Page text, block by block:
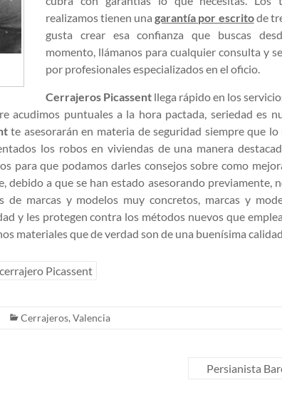
realizamos tienen unagarantía por escritode
gusta crear esa confianza que buscas
momento, llámanos para cualquier consulta y
por profesionales especializados en el oficio.
Cerrajeros Picassent llega rápido en los
acudimos puntuales a la hora pactada, seriedad es
te asesorarán en materia de seguridad siempre que lo
los robos en viviendas de una manera
para que podamos darles consejos sobre como
debido a que se han estado asesorando previamente,
de marcas y modelos muy concretos, marcas y
y les protegen contra los métodos nuevos que
materiales que de verdad son de una buenísima
cerrajero Picassent
Cerrajeros, Valencia
Persianista